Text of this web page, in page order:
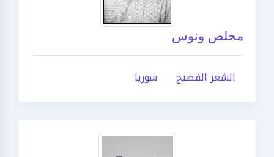
مخلص ونوس
الشعر الفصيح سوريا